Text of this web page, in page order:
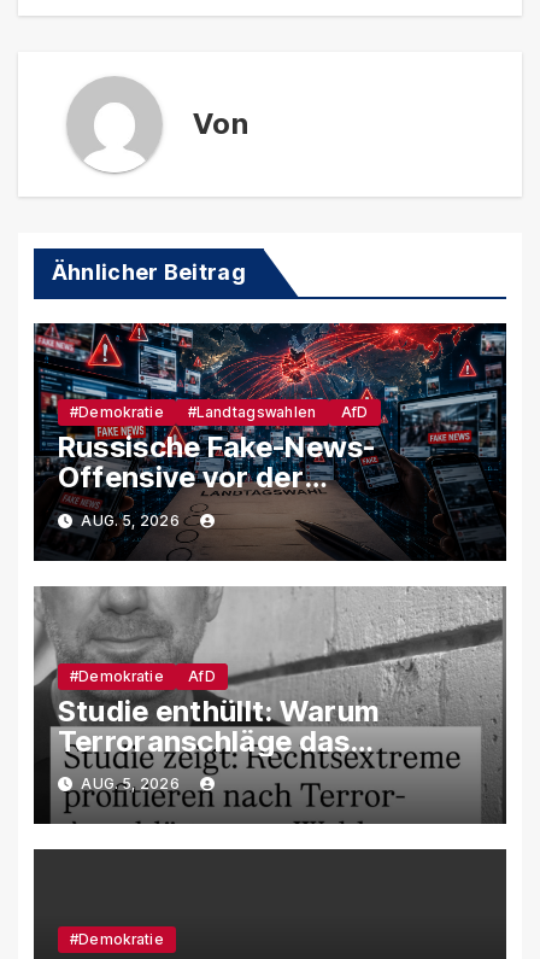
Von
Ähnlicher Beitrag
#Demokratie #Landtagswahlen AfD
Russische Fake-News-
Offensive vor der
Landtagswahl – So soll unsere
Demokratie manipuliert
werden
AUG. 5, 2026
#Demokratie AfD
Studie enthüllt: Warum
Terroranschläge das
Wahlverhalten verändern –
und weshalb die AfD davon
besonders profitiert
AUG. 5, 2026
#Demokratie